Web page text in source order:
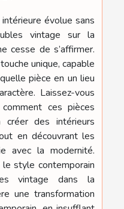
évolue sans
vintage sur la
cesse de s’affirmer.
unique, capable
pièce en un lieu
Laissez-vous
ces pièces
créer des intérieurs
en découvrant les
avec la modernité.
le style contemporain
vintage dans la
une transformation